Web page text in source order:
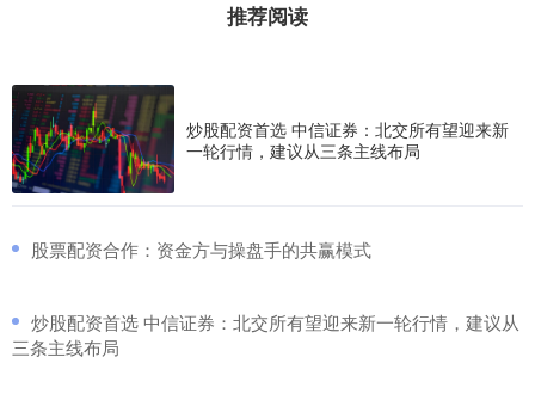
推荐阅读
炒股配资首选 中信证券：北交所有望迎来新
一轮行情，建议从三条主线布局
​股票配资合作：资金方与操盘手的共赢模式
​炒股配资首选 中信证券：北交所有望迎来新一轮行情，建议从
三条主线布局